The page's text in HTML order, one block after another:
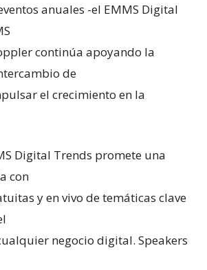
anuales -el EMMS Digital
continúa apoyando la
de
el crecimiento en la
Digital Trends promete una
con
y en vivo de temáticas clave
negocio digital. Speakers